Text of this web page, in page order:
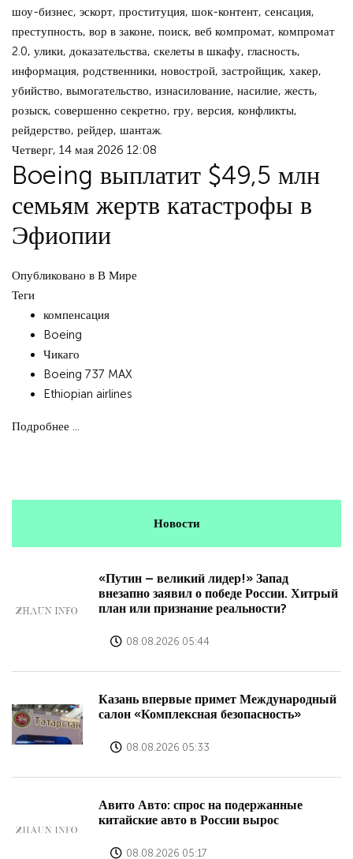
шоу-бизнес, эскорт, проституция, шок-контент, сенсация,
преступность, вор в законе, поиск, веб компромат, компромат
2.0, улики, доказательства, скелеты в шкафу, гласность,
информация, родственники, новострой, застройщик, хакер,
убийство, вымогательство, изнасилование, насилие, жесть,
розыск, совершенно секретно, гру, версия, конфликты,
рейдерство, рейдер, шантаж.
Четверг, 14 мая 2026 12:08
Boeing выплатит $49,5 млн
семьям жертв катастрофы в
Эфиопии
Опубликовано в В Мире
Теги
компенсация
Boeing
Чикаго
Boeing 737 MAX
Ethiopian airlines
Подробнее ...
Новости
«Путин – великий лидер!» Запад
внезапно заявил о победе России. Хитрый
план или признание реальности?
08.08.2026 05:44
Казань впервые примет Международный
салон «Комплексная безопасность»
08.08.2026 05:33
Авито Авто: спрос на подержанные
китайские авто в России вырос
08.08.2026 05:17